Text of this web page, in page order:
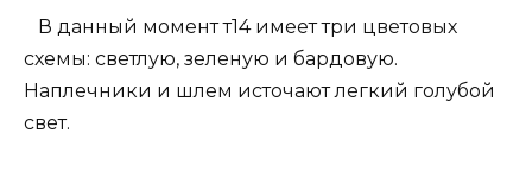
В данный момент т14 имеет три цветовых
схемы: светлую, зеленую и бардовую.
Наплечники и шлем источают легкий голубой
свет.